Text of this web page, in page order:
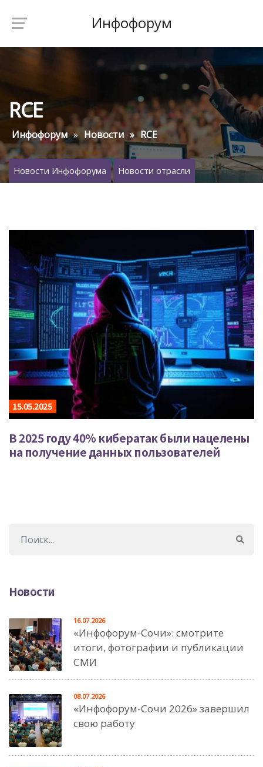
Инфофорум
RCE
Инфофорум Новости RCE
Новости Инфофорума Новости отрасли
15.05.2025
В 2025 году 40% кибератак были нацелены
на получение данных пользователей
Новости
«Инфофорум-Сочи»: смотрите
итоги, фотографии и публикации
СМИ
16.07.2026
«Инфофорум-Сочи 2026» завершил
свою работу
08.07.2026